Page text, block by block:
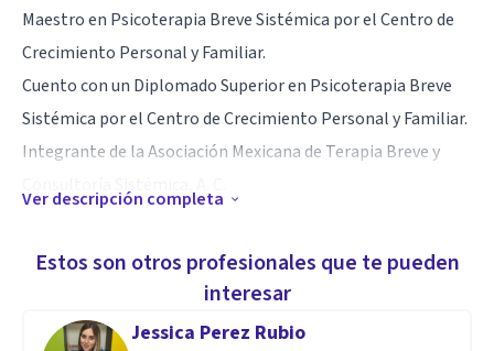
Maestro en Psicoterapia Breve Sistémica por el Centro de
Crecimiento Personal y Familiar.
Cuento con un Diplomado Superior en Psicoterapia Breve
Sistémica por el Centro de Crecimiento Personal y Familiar.
Integrante de la Asociación Mexicana de Terapia Breve y
intervenciones psicoterapéuticas en problemas infantiles
por la Unidad de Posgrados de la Familia y la Pareja.
Especialidad
Ver descripción completa
Estos son otros profesionales que te pueden
interesar
Jessica Perez Rubio